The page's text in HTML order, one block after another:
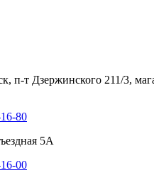
п-т Дзержинского 211/3,
80
5А
00